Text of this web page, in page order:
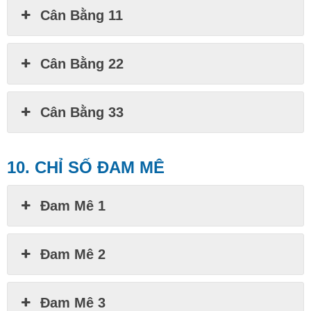
Cân Bằng 11
Cân Bằng 22
Cân Bằng 33
10. CHỈ SỐ ĐAM MÊ
Đam Mê 1
Đam Mê 2
Đam Mê 3